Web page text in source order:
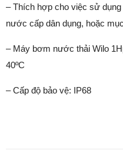
– Thích hợp cho việc sử
nước cấp dân dụng, hoặc
– Máy bơm nước thải Wilo
40ºC
– Cấp độ bảo vệ: IP68